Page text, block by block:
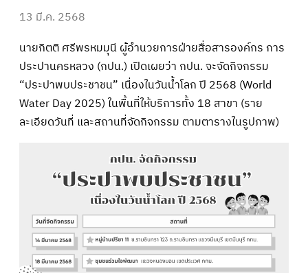
13 มี.ค. 2568
นายกิตติ ศรีพรหมมุนี ผู้อำนวยการฝ่ายสื่อสารองค์กร การ
ประปานครหลวง (กปน.) เปิดเผยว่า กปน. จะจัดกิจกรรม
“ประปาพบประชาชน” เนื่องในวันน้ำโลก ปี 2568 (World
Water Day 2025) ในพื้นที่ให้บริการทั้ง 18 สาขา (ราย
ละเอียดวันที่ และสถานที่จัดกิจกรรม ตามตารางในรูปภาพ)